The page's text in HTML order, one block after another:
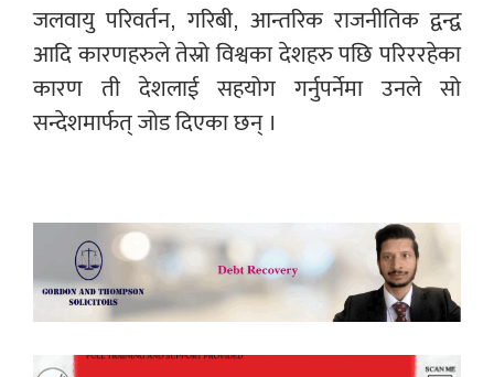
जलवायु परिवर्तन, गरिबी, आन्तरिक राजनीतिक द्वन्द्व
आदि कारणहरुले तेस्रो विश्वका देशहरु पछि परिररहेका
कारण ती देशलाई सहयोग गर्नुपर्नेमा उनले सो
सन्देशमार्फत् जोड दिएका छन् ।